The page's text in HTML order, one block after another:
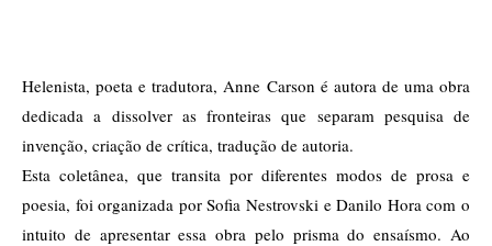
Helenista, poeta e tradutora, Anne Carson é autora de uma obra
dedicada a dissolver as fronteiras que separam pesquisa de
invenção, criação de crítica, tradução de autoria.
Esta coletânea, que transita por diferentes modos de prosa e
poesia, foi organizada por Sofia Nestrovski e Danilo Hora com o
intuito de apresentar essa obra pelo prisma do ensaísmo. Ao